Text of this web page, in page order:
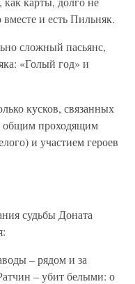
и есть Пильняк.
сложный пасьянс,
«Голый год» и
кусков, связанных
общим проходящим
и участием героев
судьбы Доната
– рядом и за
– убит белыми: о